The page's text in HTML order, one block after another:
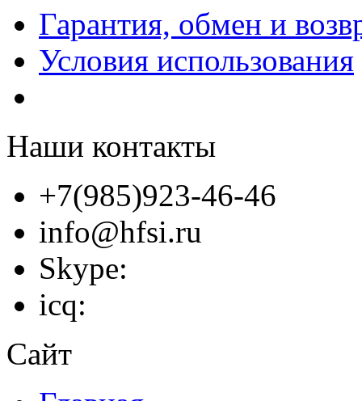
Гарантия, обмен и
Условия использования
Наши контакты
+7(985)923-46-46
info@hfsi.ru
Skype:
icq:
Сайт